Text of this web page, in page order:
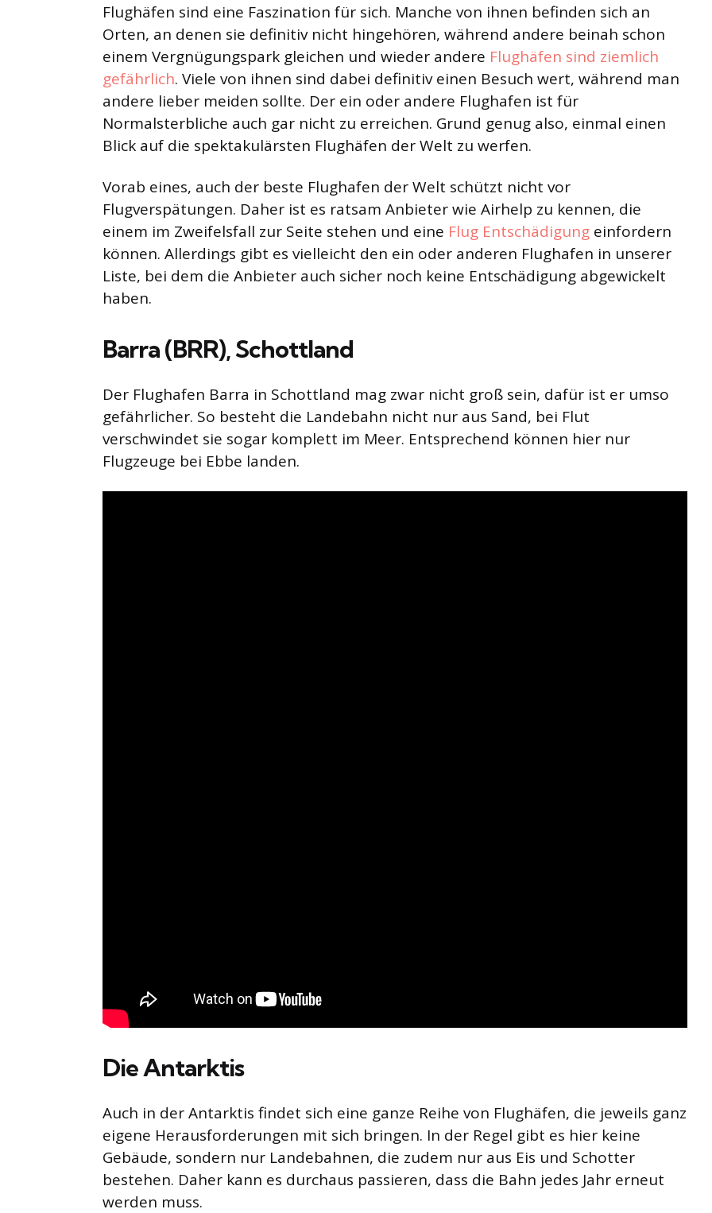
Flughäfen sind eine Faszination für sich. Manche von ihnen befinden sich an
Orten, an denen sie definitiv nicht hingehören, während andere beinah schon
einem Vergnügungspark gleichen und wieder andere Flughäfen sind ziemlich
gefährlich. Viele von ihnen sind dabei definitiv einen Besuch wert, während man
andere lieber meiden sollte. Der ein oder andere Flughafen ist für
Normalsterbliche auch gar nicht zu erreichen. Grund genug also, einmal einen
Blick auf die spektakulärsten Flughäfen der Welt zu werfen.
Vorab eines, auch der beste Flughafen der Welt schützt nicht vor
Flugverspätungen. Daher ist es ratsam Anbieter wie Airhelp zu kennen, die
einem im Zweifelsfall zur Seite stehen und eine Flug Entschädigung einfordern
können. Allerdings gibt es vielleicht den ein oder anderen Flughafen in unserer
Liste, bei dem die Anbieter auch sicher noch keine Entschädigung abgewickelt
haben.
Barra (BRR), Schottland
Der Flughafen Barra in Schottland mag zwar nicht groß sein, dafür ist er umso
gefährlicher. So besteht die Landebahn nicht nur aus Sand, bei Flut
verschwindet sie sogar komplett im Meer. Entsprechend können hier nur
Flugzeuge bei Ebbe landen.
Die Antarktis
Auch in der Antarktis findet sich eine ganze Reihe von Flughäfen, die jeweils ganz
eigene Herausforderungen mit sich bringen. In der Regel gibt es hier keine
Gebäude, sondern nur Landebahnen, die zudem nur aus Eis und Schotter
bestehen. Daher kann es durchaus passieren, dass die Bahn jedes Jahr erneut
werden muss.